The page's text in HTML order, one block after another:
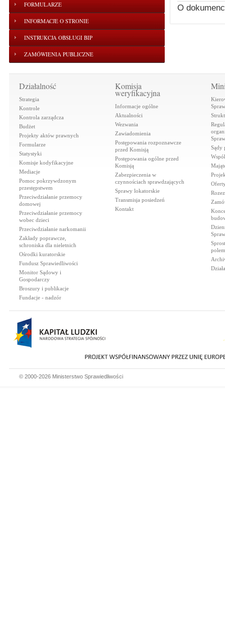
FORMULARZE
INFORMACJE O STRONIE
INSTRUKCJA OBSŁUGI BIP
ZAMÓWIENIA PUBLICZNE
O
Działalność
Strategia
Kontrole
Kontrola zarządcza
Budżet
Projekty aktów prawnych
Formularze
Statystyki
Komisje kodyfikacyjne
Mediacje
Pomoc pokrzywdzonym
przestępstwem
Przeciwdziałanie przemocy
domowej
Przeciwdziałanie przemocy
wobec dzieci
Przeciwdziałanie narkomanii
Zakłady poprawcze,
schroniska dla nieletnich
Ośrodki kuratorskie
Fundusz Sprawiedliwości
Monitor Sądowy i
Gospodarczy
Broszury i publikacje
Fundacje - nadzór
Komisja
weryfikacyjna
Informacje ogólne
Aktualności
Wezwania
Zawiadomienia
Postępowania rozpoznawcze
przed Komisją
Postępowania ogólne przed
Komisją
Zabezpieczenia w
czynnościach sprawdzających
Sprawy lokatorskie
Transmisja posiedzeń
Kontakt
Sądy
© 2000-2026 Ministerstwo Sprawiedliwości